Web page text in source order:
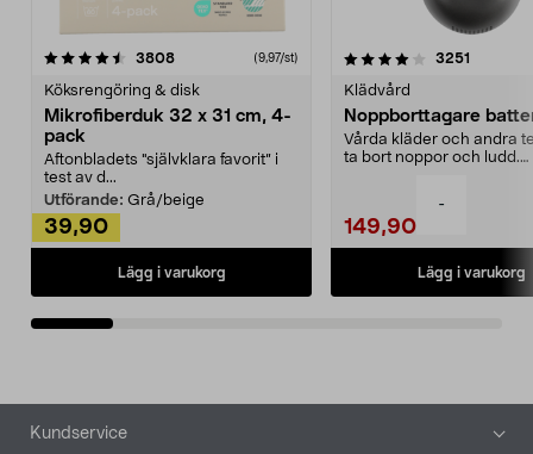
-
3808recensioner (9,97/st)
Köksrengöring & disk
Mikrofiberduk 32 x 31 cm, 4-
pack
Aftonbladets "självklara favorit” i
test av d...
Utförande: Grå/beige
39,90
Lägg i varukorg
4.0av 5 stjärnor 3251
Klädvård
Noppborttagare
Vårda kläder och andra
ta bort noppor och ludd.
149,90
Lägg i varukorg
4.5av 5 stjärnor
Sidfot
Kundservice